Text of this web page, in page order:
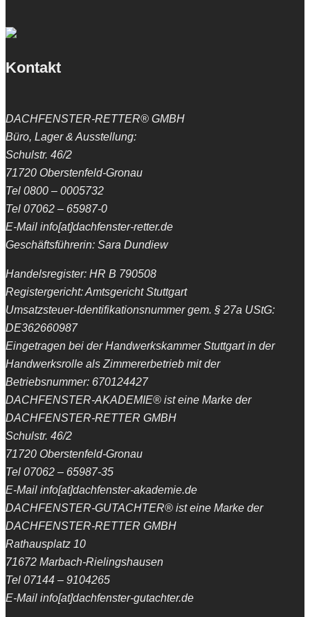
Kontakt
DACHFENSTER-RETTER® GMBH
Büro, Lager & Ausstellung:
Schulstr. 46/2
71720 Oberstenfeld-Gronau
Tel 0800 – 0005732
Tel 07062 – 65987-0
E-Mail info[at]dachfenster-retter.de
Geschäftsführerin: Sara Dundiew
Handelsregister: HR B 790508
Registergericht: Amtsgericht Stuttgart
Umsatzsteuer-Identifikationsnummer gem. § 27a UStG:
DE362660987
Eingetragen bei der Handwerkskammer Stuttgart in der
Handwerksrolle als Zimmererbetrieb mit der
Betriebsnummer: 670124427
DACHFENSTER-AKADEMIE® ist eine Marke der
DACHFENSTER-RETTER GMBH
Schulstr. 46/2
71720 Oberstenfeld-Gronau
Tel 07062 – 65987-35
E-Mail info[at]dachfenster-akademie.de
DACHFENSTER-GUTACHTER® ist eine Marke der
DACHFENSTER-RETTER GMBH
Rathausplatz 10
71672 Marbach-Rielingshausen
Tel 07144 – 9104265
E-Mail info[at]dachfenster-gutachter.de